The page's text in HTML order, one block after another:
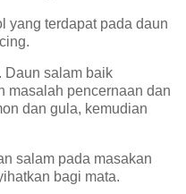
yang terdapat pada daun
Daun salam baik
masalah pencernaan dan
dan gula, kemudian
salam pada masakan
bagi mata.